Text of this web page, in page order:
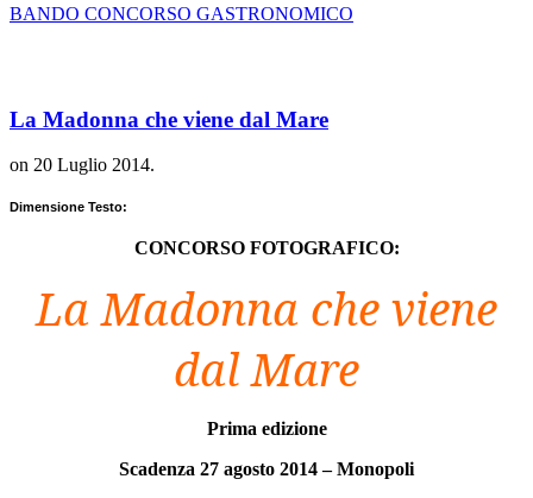
BANDO CONCORSO GASTRONOMICO
La Madonna che viene dal Mare
on 20 Luglio 2014.
Dimensione Testo:
CONCORSO FOTOGRAFICO:
La Madonna che viene
dal Mare
Prima edizione
Scadenza 27 agosto 2014 – Monopoli